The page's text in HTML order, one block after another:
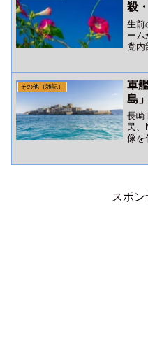
殺
生前
ーム
党内
い
下
てい
その他（雑記）
軍
島
長崎
民
像を
報
スポ